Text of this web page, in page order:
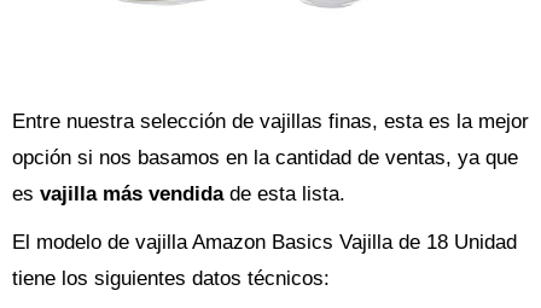
Entre nuestra selección de vajillas finas, esta es la mejor
opción si nos basamos en la cantidad de ventas, ya que
es vajilla más vendidade esta lista.
El modelo de vajilla Amazon Basics Vajilla de 18 Unidad
tiene los siguientes datos técnicos: